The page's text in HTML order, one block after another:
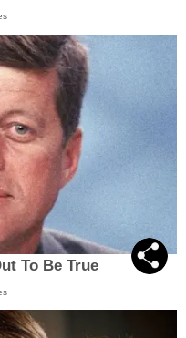
To Be True